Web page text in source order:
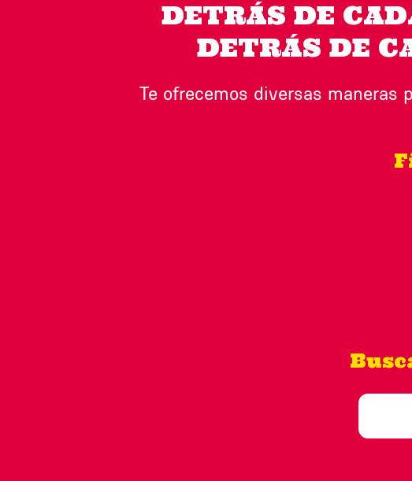
DETRÁS DE
DETRÁS DE
Te ofrecemos diversas maneras